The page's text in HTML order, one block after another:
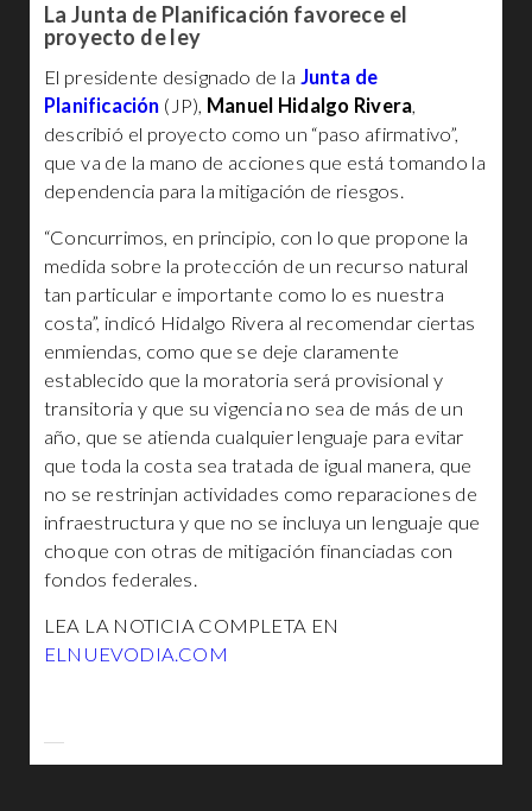
La Junta de Planificación favorece el
proyecto de ley
El presidente designado de la Junta de
Planificación (JP), Manuel Hidalgo Rivera,
describió el proyecto como un “paso afirmativo”,
que va de la mano de acciones que está tomando la
dependencia para la mitigación de riesgos.
“Concurrimos, en principio, con lo que propone la
medida sobre la protección de un recurso natural
tan particular e importante como lo es nuestra
costa”, indicó Hidalgo Rivera al recomendar ciertas
enmiendas, como que se deje claramente
establecido que la moratoria será provisional y
transitoria y que su vigencia no sea de más de un
año, que se atienda cualquier lenguaje para evitar
que toda la costa sea tratada de igual manera, que
no se restrinjan actividades como reparaciones de
infraestructura y que no se incluya un lenguaje que
choque con otras de mitigación financiadas con
fondos federales.
LEA LA NOTICIA COMPLETA EN
ELNUEVODIA.COM